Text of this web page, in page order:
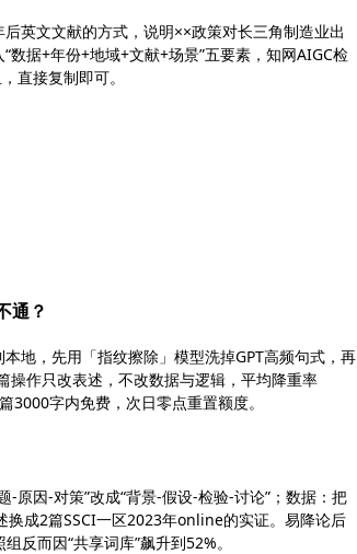
英文文献的方式，说明××政策对长三角制造业出
据+年份+地域+文献+场景”五要素，知网AIGC检
直接复制即可。
通？
地，先用「指纹擦除」模型洗掉GPT高频句式，再
操作只改表述，不改数据与逻辑，平均降重率
字内免费，次日零点重置额度。
原因-对策”改成“背景-假设-检验-讨论”；数据：把
成2篇SSCI一区2023年online的实证。易降论后
反而因“共享词库”飙升到52%。